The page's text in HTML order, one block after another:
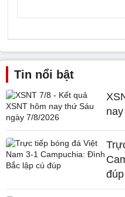
Tin nổi bật
đúp